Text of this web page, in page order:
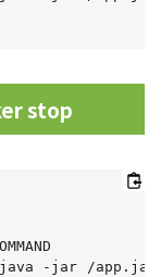
stop
"java -jar /